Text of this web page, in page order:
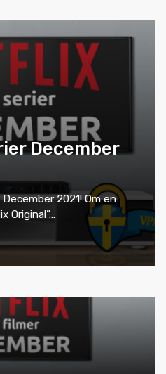
December
2021! Om en
Original”…